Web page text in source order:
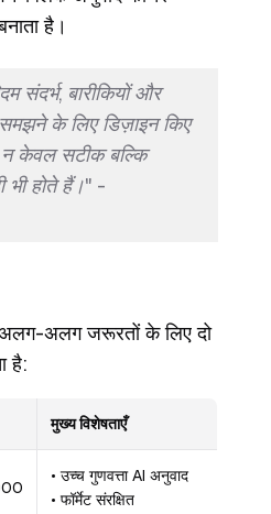
है।
संदर्भ, बारीकियों और
के लिए डिज़ाइन किए
केवल सटीक बल्कि
भी होते हैं।" -
अलग जरूरतों के लिए दो
है:
मुख्य विशेषताएँ
• उच्च गुणवत्ता AI अनुवाद
• फॉर्मेट संरक्षित